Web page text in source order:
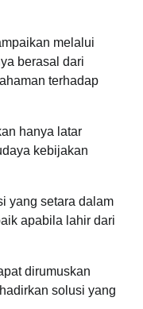
melalui
berasal dari
terhadap
hanya latar
kebijakan
yang setara dalam
apabila lahir dari
dirumuskan
solusi yang